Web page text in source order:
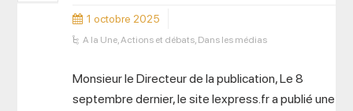
1 octobre 2025
A la Une,Actions et débats, Dans les médias
Monsieur le Directeur de la publication, Le 8
septembre dernier, le site lexpress.fr a publié une